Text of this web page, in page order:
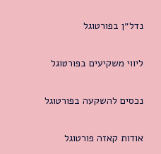
נדל״ן בפורטוגל
ליווי משקיעים בפורטוגל
נכסים להשקעה בפורטוגל
אודות קאזה פורטוגל